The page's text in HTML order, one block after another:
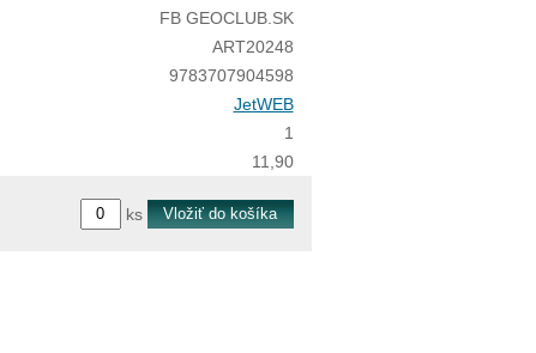
FB GEOCLUB.SK
ART20248
9783707904598
JetWEB
1
11,90
ks